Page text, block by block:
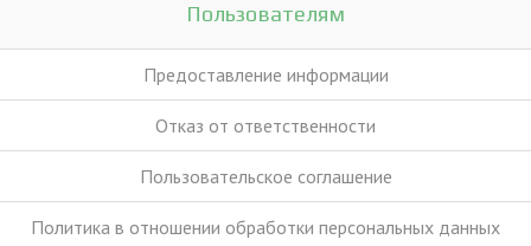
Пользователям
Предоставление информации
Отказ от ответственности
Пользовательское соглашение
Политика в отношении обработки персональных данных